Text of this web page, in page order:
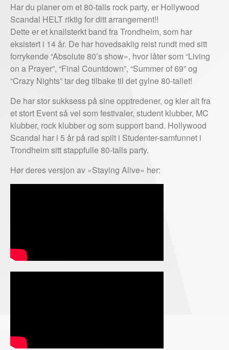
Har du planer om et 80-talls rock party, er Hollywood
Scandal HELT riktig for ditt arrangement!!
Dette er et knallsterkt band fra Trondheim, som har
eksistert i 14 år. De har hovedsaklig reist rundt med sitt
forrykende “Absolute 80’s show», hvor låter som “Living
on a Prayer”, “Final Countdown”, “Summer of 69” og
“Crazy Nights” tar deg tilbake til det gylne 80-tallet!
De har stor sukksess på sine opptredener, og kler alt fra
et stort Event så vel som festivaler, student klubber, MC
klubber, rock klubber og som support band. Hollywood
Scandal har i 5 år på rad spilt i Studenter-samfunnet i
Trondheim sitt stappfulle 80-talls party.
Hør deres versjon av «Staying Alive» her: